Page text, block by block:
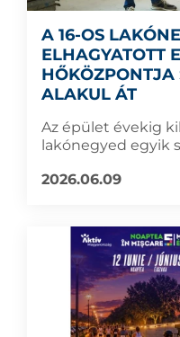
A 16-OS
ELHAGYATOTT
HŐKÖZPONTJA
ALAKUL ÁT
Az épület évekig
lakónegyed egyik
2026.06.09